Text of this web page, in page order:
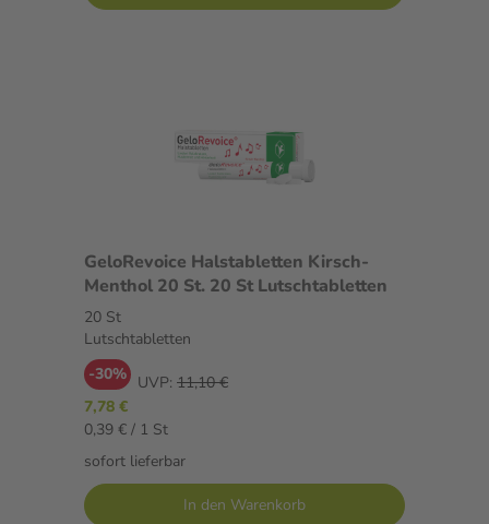
GeloRevoice Halstabletten Kirsch-
Menthol 20 St. 20 St Lutschtabletten
20 St
Lutschtabletten
-30% UVP: 11,10 €
7,78 €
0,39 € / 1 St
sofort lieferbar
In den Warenkorb